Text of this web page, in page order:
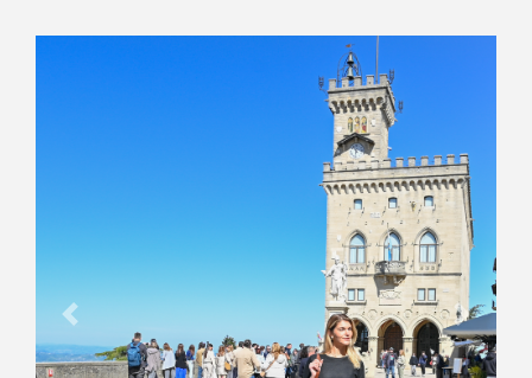
Previous Next